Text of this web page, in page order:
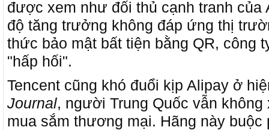
được xem như đối thủ cạnh tranh của
độ tăng trưởng không đáp ứng thị
thức bảo mật bất tiện bằng QR, công
"hấp hối".
Tencent cũng khó đuổi kịp Alipay ở
Journal, người Trung Quốc vẫn
mua sắm thương mại. Hãng này